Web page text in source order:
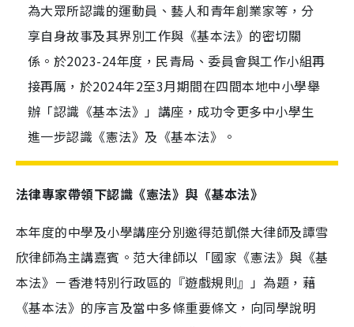
為大眾所認識的運動員、藝人和青年創業家等，分
享自身故事及其界別工作與《基本法》的密切關
係。於2023-24年度，民青局、委員會與工作小組再
接再厲，於2024年2至3月期間在四間本地中小學舉
辦「認識《基本法》」講座，成功令更多中小學生
進一步認識《憲法》及《基本法》。
法律專家帶領下認識《憲法》與《基本法》
本年度的中學及小學講座分別邀得范凱傑大律師及譚雪
欣律師為主講嘉賓。范大律師以「國家《憲法》與《基
本法》－香港特別行政區的『遊戲規則』」為題，藉
《基本法》的序言及當中多條重要條文，向同學說明